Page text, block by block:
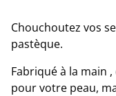
Chouchoutez vos
pastèque.
Fabriqué à la main
pour votre peau,